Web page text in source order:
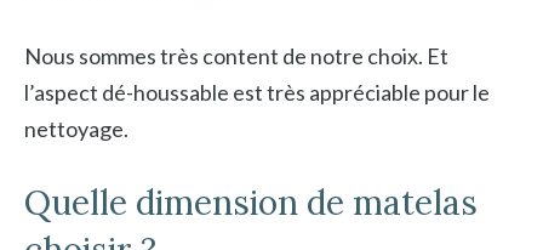
Nous sommes très content de notre choix. Et
l’aspect dé-houssable est très appréciable pour le
nettoyage.
Quelle dimension de matelas